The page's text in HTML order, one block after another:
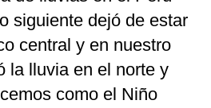
siguiente dejó de estar
central y en nuestro
la lluvia en el norte y
como el Niño